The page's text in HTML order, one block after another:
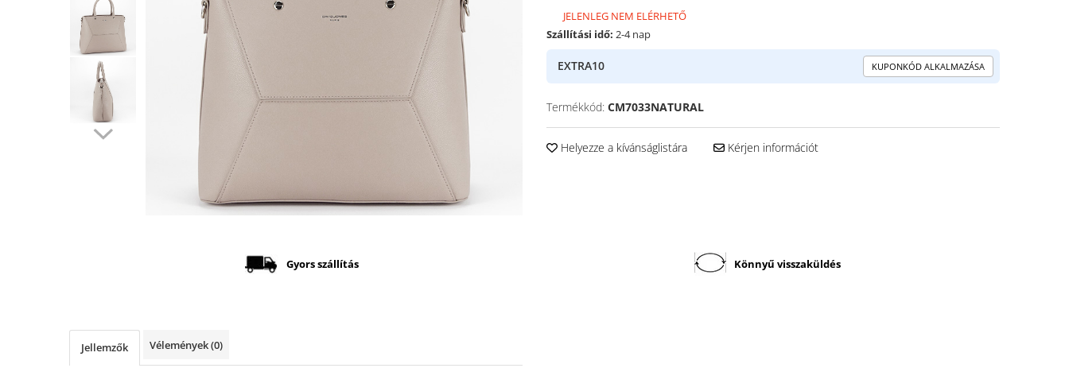
Facebook
JELENLEG NEM ELÉRHETŐ
Szállítási idő: 2-4 nap
EXTRA10 KUPONKÓD ALKALMAZÁSA
Termékkód: CM7033NATURAL
Helyezze a kívánságlistára Kérjen információt
Gyors szállítás Könnyű visszaküldés
Jellemzők Vélemények(0)